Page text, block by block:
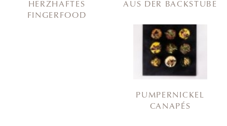
HERZHAFTES
FINGERFOOD
AUS DER BACKSTUBE
PUMPERNICKEL
CANAPÉS